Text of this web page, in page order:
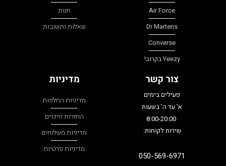
Air Force
Dr Martens
Converse
Yeezy בקרוב!
חנות
שאלות ותשובות
צור קשר
פעילים בימים
א’ עד ה’ בשעות
שירות לקוחות:
050-569-6971
מדיניות
מדיניות החלפות
החזרות וזיכוים
מדיניות משלוחים
מדיניות פרטיות